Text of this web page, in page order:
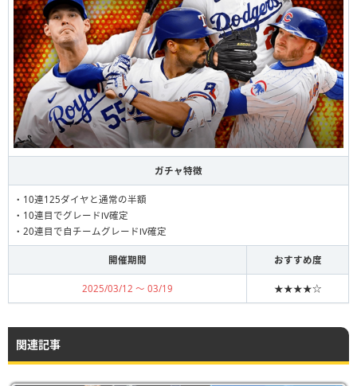
ガチャ特徴
・10連125ダイヤと通常の半額
・10連目でグレードⅣ確定
・20連目で自チームグレードⅣ確定
開催期間 おすすめ度
2025/03/12 〜 03/19 ★★★★☆
関連記事